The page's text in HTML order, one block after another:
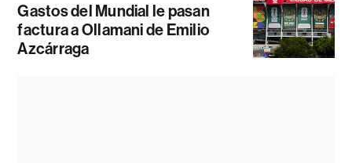
Gastos del Mundial le pasan
factura a Ollamani de Emilio
Azcárraga